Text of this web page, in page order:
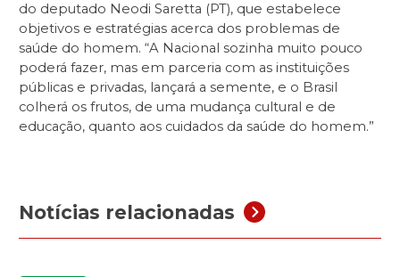
do deputado Neodi Saretta (PT), que estabelece
objetivos e estratégias acerca dos problemas de
saúde do homem. “A Nacional sozinha muito pouco
poderá fazer, mas em parceria com as instituições
públicas e privadas, lançará a semente, e o Brasil
colherá os frutos, de uma mudança cultural e de
educação, quanto aos cuidados da saúde do homem.”
Notícias relacionadas